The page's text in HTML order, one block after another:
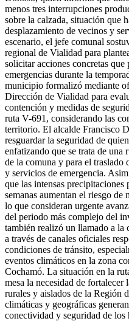
menos tres interrupciones
sobre la calzada, situación que
desplazamiento de vecinos y
escenario, el jefe comunal
regional de Vialidad para
solicitar acciones concretas
emergencias durante la
municipio formalizó mediante
Dirección de Vialidad para
contención y medidas de
ruta V-691, considerando las
territorio. El alcalde Francisco
resguardar la seguridad de
enfatizando que se trata de una
de la comuna y para el traslado
y servicios de emergencia.
que las intensas precipitaciones
semanas aumentan el riesgo
lo que consideran urgente
del periodo más complejo del
también realizó un llamado a la
a través de canales oficiales
condiciones de tránsito,
eventos climáticos en la zona
Cochamó. La situación en la
mesa la necesidad de fortalecer
rurales y aislados de la Región
climáticas y geográficas
conectividad y seguridad de los